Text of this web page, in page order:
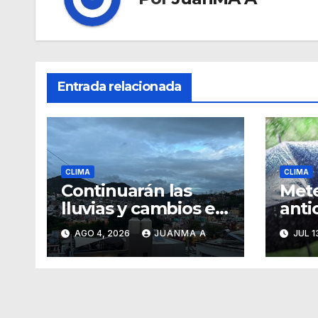
Entrada relacionada
CLIMA
Continuarán las
lluvias y cambios en
las condiciones del
tiempo
AGO 4, 2026 JUANMA A
CLIMA
la
JUL